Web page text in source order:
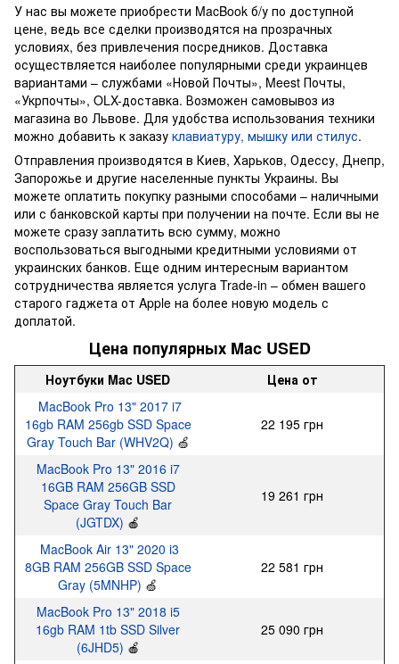
У нас вы можете приобрести MacBook б/у по доступной
цене, ведь все сделки производятся на прозрачных
условиях, без привлечения посредников. Доставка
осуществляется наиболее популярными среди украинцев
вариантами – службами «Новой Почты», Meest Почты,
«Укрпочты», OLX-доставка. Возможен самовывоз из
магазина во Львове. Для удобства использования техники
можно добавить к заказу клавиатуру, мышку или стилус.
Отправления производятся в Киев, Харьков, Одессу, Днепр,
Запорожье и другие населенные пункты Украины. Вы
можете оплатить покупку разными способами – наличными
или с банковской карты при получении на почте. Если вы не
можете сразу заплатить всю сумму, можно
воспользоваться выгодными кредитными условиями от
украинских банков. Еще одним интересным вариантом
сотрудничества является услуга Trade-in – обмен вашего
старого гаджета от Apple на более новую модель с
доплатой.
Цена популярных Mac USED
Ноутбуки Mac USED
Цена от
MacBook Pro 13" 2017 i7
16gb RAM 256gb SSD Space
Gray Touch Bar (WHV2Q) 🍏
22 195 грн
MacBook Pro 13" 2016 i7
16GB RAM 256GB SSD
Space Gray Touch Bar
(JGTDX) 🍎
19 261 грн
MacBook Air 13" 2020 i3
8GB RAM 256GB SSD Space
Gray (5MNHP) 🍏
22 581 грн
MacBook Pro 13" 2018 i5
16gb RAM 1tb SSD Silver
(6JHD5) 🍎
25 090 грн